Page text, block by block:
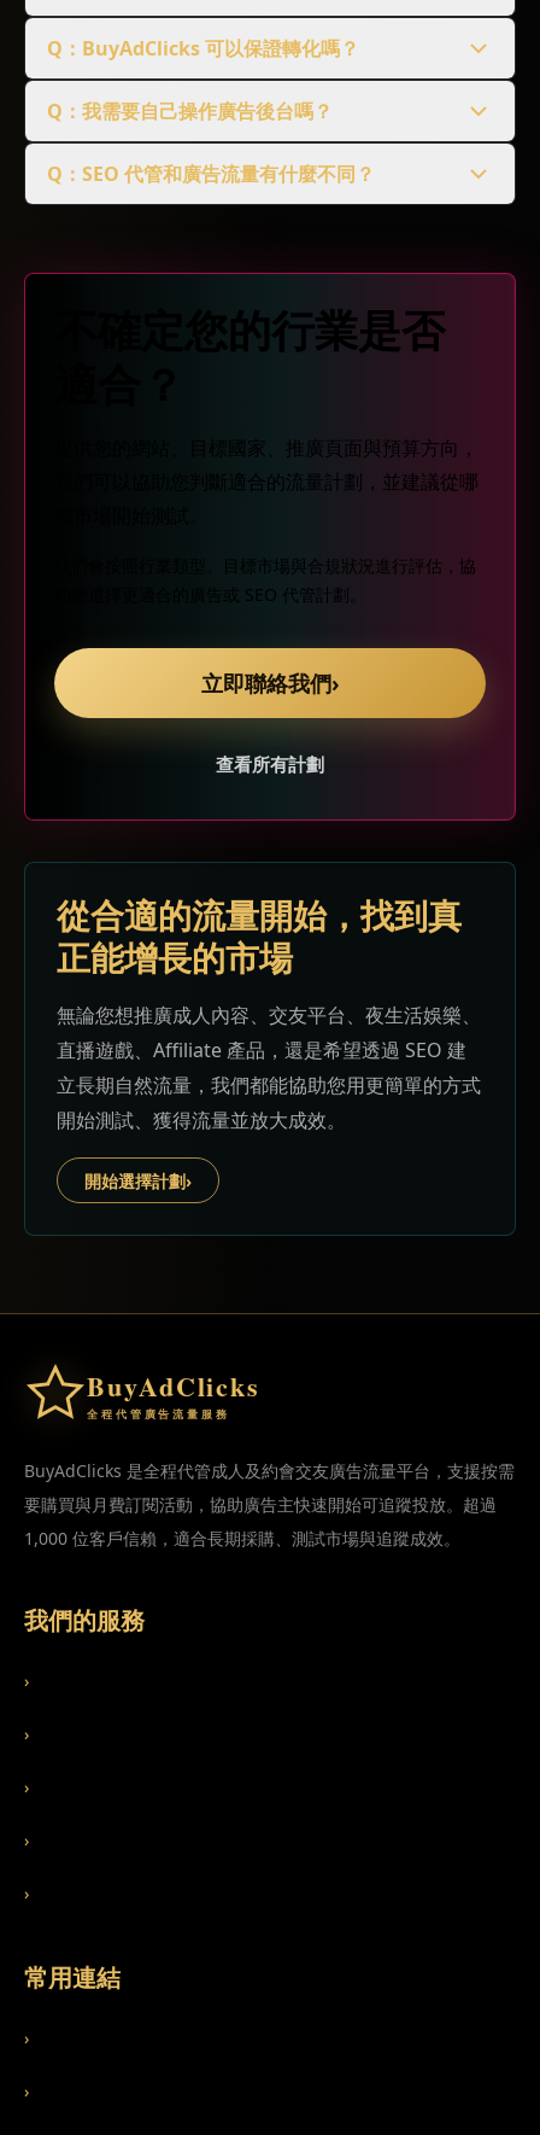
Q：BuyAdClicks 可以保證轉化嗎？
Q：我需要自己操作廣告後台嗎？
Q：SEO 代管和廣告流量有什麼不同？
不確定您的行業是否
提供您的網站、目標國家、推廣頁面與預算方向，
我們可以協助您判斷適合的流量計劃，並建議從哪
我們會按照行業類型、目標市場與合規狀況進行評估，協
助您選擇更適合的廣告或 SEO 代管計劃。
立即聯絡我們›
查看所有計劃
從合適的流量開始，找到真
正能增長的市場
無論您想推廣成人內容、交友平台、夜生活娛樂、
直播遊戲、Affiliate 產品，還是希望透過 SEO 建
立長期自然流量，我們都能協助您用更簡單的方式
開始測試、獲得流量並放大成效。
開始選擇計劃›
BuyAdClicks
全程代管廣告流量服務
BuyAdClicks 是全程代管成人及約會交友廣告流量平台，支援按需
要購買與月費訂閱活動，協助廣告主快速開始可追蹤投放。超過
1,000 位客戶信賴，適合長期採購、測試市場與追蹤成效。
我們的服務
›
›
›
›
›
常用連結
›
›